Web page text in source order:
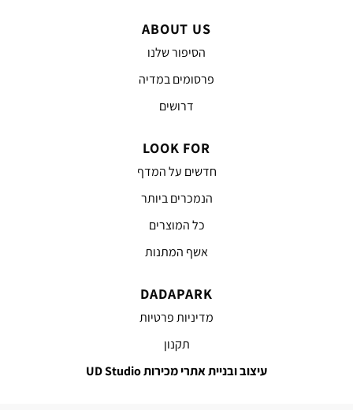
ABOUT US
הסיפור שלנו
פרסומים במדיה
דרושים
LOOK FOR
חדשים על המדף
הנמכרים ביותר
כל המוצרים
אשף המתנות
DADAPARK
מדיניות פרטיות
תקנון
עיצוב ובניית אתרי מכירות UD Studio